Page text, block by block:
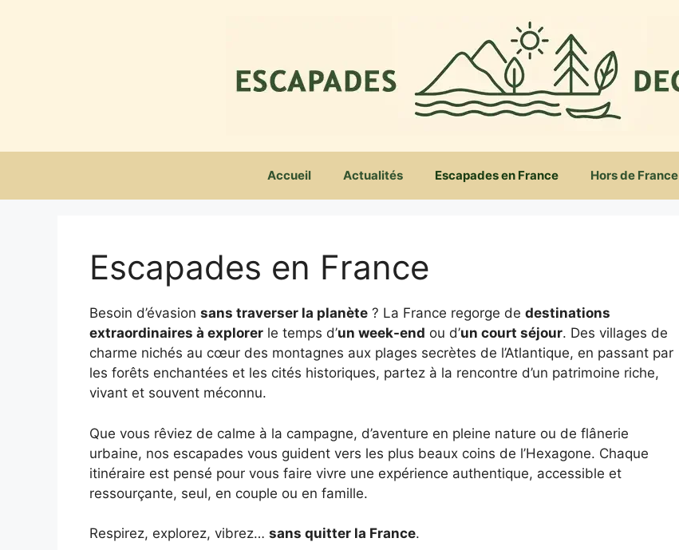
Accueil Actualités Escapades en France Hors de France
Escapades en France
Besoin d’évasion sans traverser la planète ? La France regorge de destinations
extraordinaires à explorer le temps d’un week-end ou d’un court séjour. Des villages de
charme nichés au cœur des montagnes aux plages secrètes de l’Atlantique, en passant par
les forêts enchantées et les cités historiques, partez à la rencontre d’un patrimoine riche,
vivant et souvent méconnu.
Que vous rêviez de calme à la campagne, d’aventure en pleine nature ou de flânerie
urbaine, nos escapades vous guident vers les plus beaux coins de l’Hexagone. Chaque
itinéraire est pensé pour vous faire vivre une expérience authentique, accessible et
ressourçante, seul, en couple ou en famille.
Respirez, explorez, vibrez… sans quitter la France.